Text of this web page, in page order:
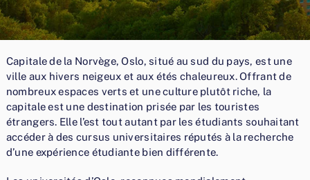
Capitale de la Norvège, Oslo, situé au sud du pays, est une
ville aux hivers neigeux et aux étés chaleureux. Offrant de
nombreux espaces verts et une culture plutôt riche, la
capitale est une destination prisée par les touristes
étrangers. Elle l’est tout autant par les étudiants souhaitant
accéder à des cursus universitaires réputés à la recherche
d’une expérience étudiante bien différente.